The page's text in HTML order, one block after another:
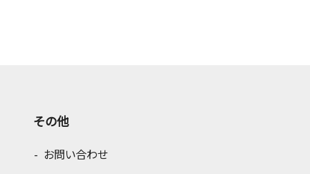
その他
お問い合わせ